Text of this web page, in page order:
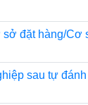
đặt hàng/Cơ
sau tự đánh